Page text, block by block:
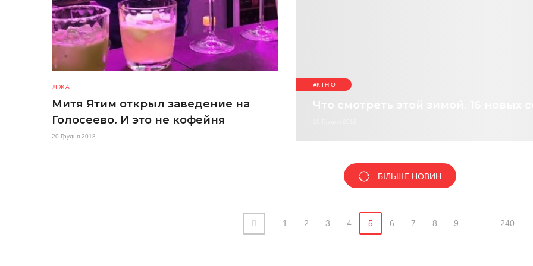
ЇЖА
Митя Ятим открыл заведение на
Голосеево. И это не кофейня
20 Грудня 2018
КІНО
Что смотреть этой зимой. 16 новых
БІЛЬШЕ НОВИН
1 2 3 4 5 6 7 8 9 240